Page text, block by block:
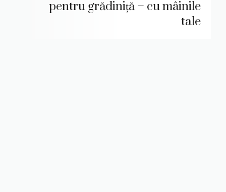
pentru grădiniță – cu mâinile
tale